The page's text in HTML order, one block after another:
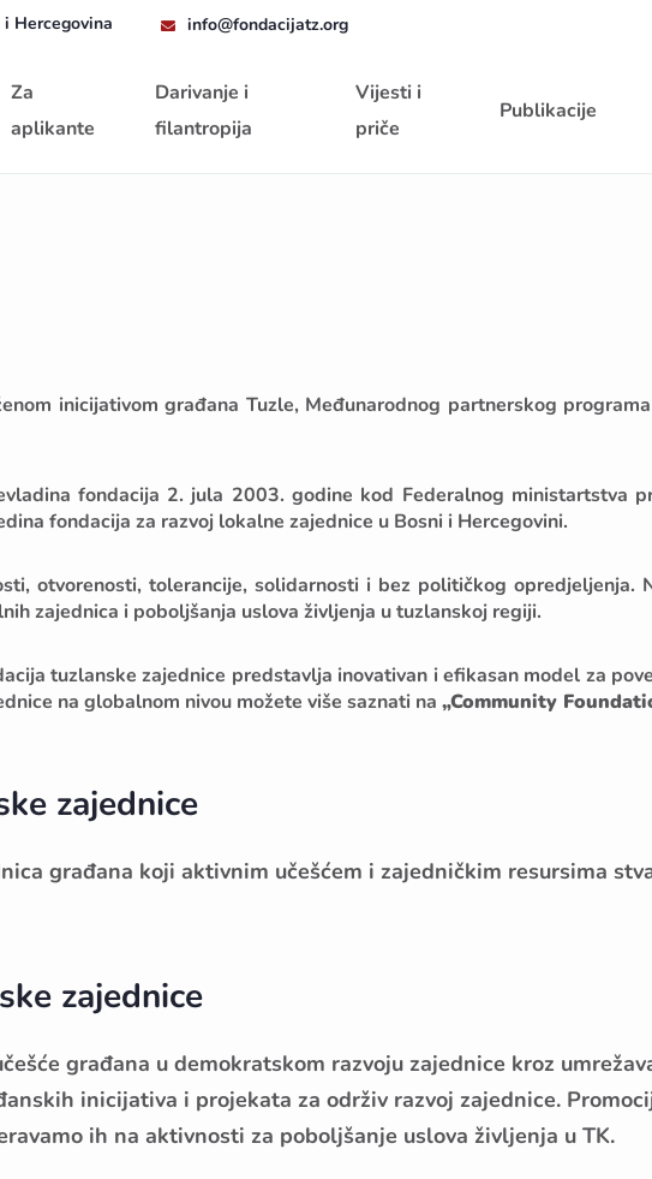
i Hercegovina info@fondacijatz.org
Za
aplikante
Darivanje i
filantropija
Vijesti i
priče
Publikacije
inicijativom građana Tuzle, Međunarodnog partnerskog
fondacija 2. jula 2003. godine kod Federalnog ministartstva
fondacija za razvoj lokalne zajednice u Bosni i Hercegovini.
otvorenosti, tolerancije, solidarnosti i bez političkog opredjeljenja.
zajednica i poboljšanja uslova življenja u tuzlanskoj regiji.
tuzlanske zajednice predstavlja inovativan i efikasan model za
na globalnom nivou možete više saznati na „Community
zajednice
građana koji aktivnim učešćem i zajedničkim resursima
zajednice
građana u demokratskom razvoju zajednice kroz
inicijativa i projekata za održiv razvoj zajednice.
ih na aktivnosti za poboljšanje uslova življenja u TK.